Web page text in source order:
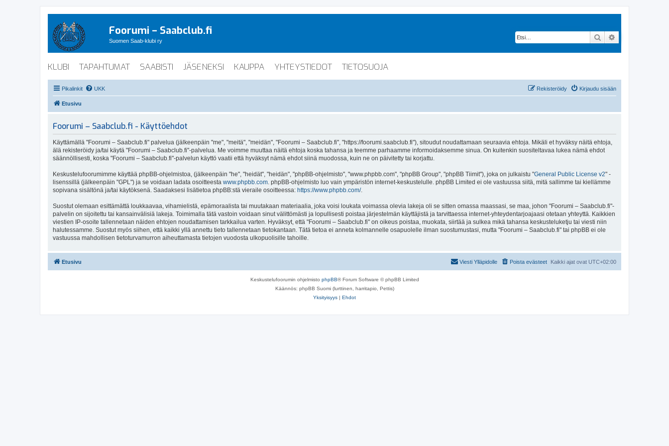
Foorumi – Saabclub.fi
Suomen Saab-klubi ry Etsi
KLUBI TAPAHTUMAT SAABISTI JÄSENEKSI KAUPPA YHTEYSTIEDOT TIETOSUOJA
Pikalinkit UKK Kirjaudu sisään
Rekisteröidy
Etusivu
Foorumi – Saabclub.fi - Käyttöehdot
Käyttämällä "Foorumi – Saabclub.fi" palvelua (jälkeenpäin "me", "meitä", "meidän", "Foorumi – Saabclub.fi", "https://foorumi.saabclub.fi"), sitoudut noudattamaan seuraavia ehtoja. Mikäli et hyväksy näitä ehtoja,
älä rekisteröidy ja/tai käytä "Foorumi – Saabclub.fi"-palvelua. Me voimme muuttaa näitä ehtoja koska tahansa ja teemme parhaamme informoidaksemme sinua. On kuitenkin suositeltavaa lukea nämä ehdot
säännöllisesti, koska "Foorumi – Saabclub.fi"-palvelun käyttö vaatii että hyväksyt nämä ehdot siinä muodossa, kuin ne on päivitetty tai korjattu.
Keskustelufoorumimme käyttää phpBB-ohjelmistoa, (jälkeenpäin "he", "heidät", "heidän", "phpBB-ohjelmisto", "www.phpbb.com", "phpBB Group", "phpBB Tiimit"), joka on julkaistu "General Public License v2" -
lisenssillä (jälkeenpäin "GPL") ja se voidaan ladata osoitteesta www.phpbb.com . phpBB-ohjelmisto luo vain ympäristön internet-keskustelulle. phpBB Limited ei ole vastuussa siitä, mitä sallimme tai kiellämme
sopivana sisältönä ja/tai käytöksenä. Saadaksesi lisätietoa phpBB:stä vieraile osoitteessa: https://www.phpbb.com/.
Suostut olemaan esittämättä loukkaavaa, vihamielistä, epämoraalista tai muutakaan materiaalia, joka voisi loukata voimassa olevia lakeja oli se sitten omassa maassasi, se maa, johon "Foorumi – Saabclub.fi"-
palvelin on sijoitettu tai kansainvälisiä lakeja. Toimimalla tätä vastoin voidaan sinut välittömästi ja lopullisesti poistaa järjestelmän käyttäjistä ja tarvittaessa internet-yhteydentarjoajaasi otetaan yhteyttä. Kaikkien
viestien IP-osoite tallennetaan näiden ehtojen noudattamisen tarkkailua varten. Hyväksyt, että "Foorumi – Saabclub.fi" on oikeus poistaa, muokata, siirtää ja sulkea mikä tahansa keskusteluketju tai viesti niin
halutessamme. Suostut myös siihen, että kaikki yllä annettu tieto tallennetaan tietokantaan. Tätä tietoa ei anneta kolmannelle osapuolelle ilman suostumustasi, mutta "Foorumi – Saabclub.fi" tai phpBB ei ole
vastuussa mahdollisen tietoturvamurron aiheuttamasta tietojen vuodosta ulkopuolisille tahoille.
Etusivu Kaikki ajat ovat UTC+02:00
Poista evästeet
Viesti Ylläpidolle
Keskustelufoorumin ohjelmisto phpBB® Forum Software © phpBB Limited
Käännös: phpBB Suomi (lurttinen, harritapio, Pettis)
Yksityisyys | Ehdot